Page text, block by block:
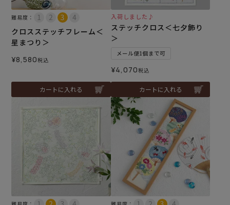
難易度：
クロスステッチフレーム＜
星まつり＞
¥8,580税込
カートに入れる
入荷しました♪
ステッチクロス＜七夕飾り
＞
メール便1個まで可
¥4,070税込
カートに入れる